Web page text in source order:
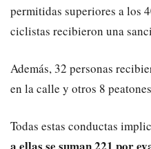
permitidas superiores a los
ciclistas recibieron una
Además, 32 personas
en la calle y otros 8
Todas estas conductas